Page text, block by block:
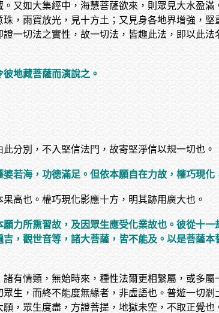
又如大集經中，海慧菩薩欲來，則眾見大水盈
，雨寶放光，見十方土；又見身各地界增強，
一切法之實性，故一切法，皆趣此法，即以此
地藏菩薩而演說之。
分別，不入堅信法門，故寄堅淨信以規一切也。
若海，功德滿足。但依本願自在力故，權巧現化
高也。權巧現化影應十方，明其跡用廣大也。
力所熏習故，及因眾生應受化業故也。彼從十
，觀世音等，諸大菩薩，皆不能及。以是菩薩
有情類，無始時來，種性法爾更相繫屬，或多
生，而終不能度無緣者，非虛語也。普遊一切
，眾生度盡，方證菩提，地獄未空，不取正覺